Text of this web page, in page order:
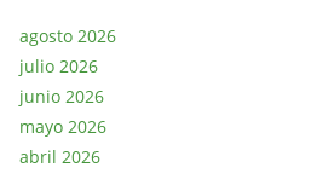
agosto 2026
julio 2026
junio 2026
mayo 2026
abril 2026